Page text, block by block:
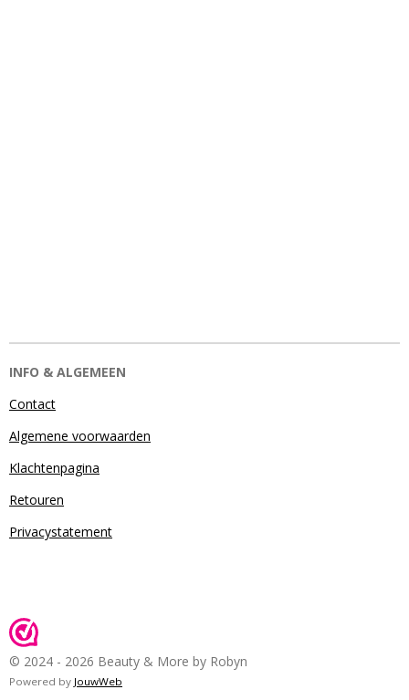
INFO & ALGEMEEN
Contact
Algemene voorwaarden
Klachtenpagina
Retouren
Privacystatement
© 2024 - 2026 Beauty & More by Robyn
Powered by JouwWeb